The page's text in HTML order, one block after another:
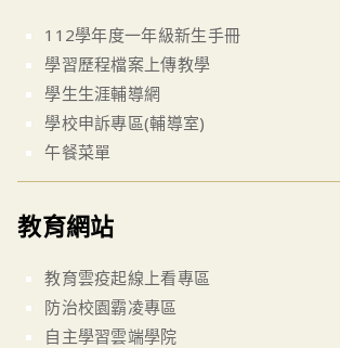
112學年度一年級新生手冊
學習歷程檔案上傳教學
學生生涯輔導網
學校申訴專區(輔導室)
午餐菜單
教育網站
教育雲疫起線上看專區
防治校園霸凌專區
自主學習雲端學院